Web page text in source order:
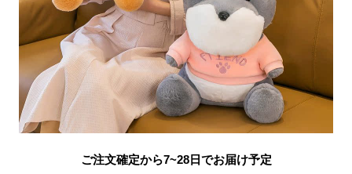
ご注文確定から7~28日でお届け予定